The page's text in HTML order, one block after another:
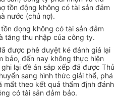
tồn động không có tài sản đảm
nước (chủ nợ).
đọng không có tài sản đảm
tăng thu nhập của công ty.
được phê duyệt ké đánh giá lại
bảo, đến nay không thực hiện
lại đề án sắp xếp đã được Thủ
sang hình thức giải thể, phá
mất theo kết quả thẩm định đánh
có tài sản đảm bảo.